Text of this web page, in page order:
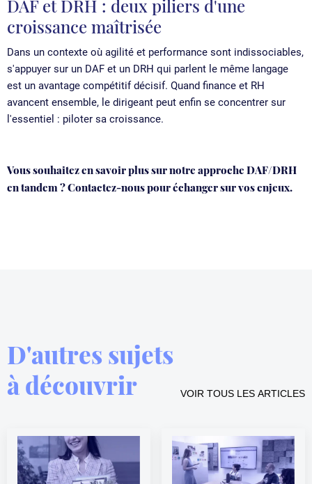
DAF et DRH : deux piliers d'une
croissance maîtrisée
Dans un contexte où agilité et performance sont indissociables,
s'appuyer sur un DAF et un DRH qui parlent le même langage
est un avantage compétitif décisif. Quand finance et RH
avancent ensemble, le dirigeant peut enfin se concentrer sur
l'essentiel : piloter sa croissance.
Vous souhaitez en savoir plus sur notre approche DAF/DRH
en tandem ?Contactez-nous pour échanger sur vos enjeux.
D'autres sujets
à découvrir
VOIR TOUS LES ARTICLES